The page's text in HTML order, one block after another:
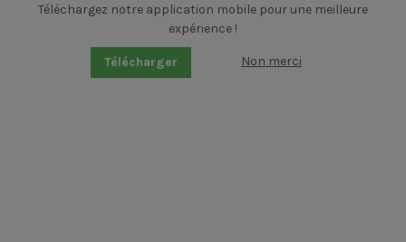
Téléchargez notre application mobile pour une meilleure
expérience !
Télécharger Non merci